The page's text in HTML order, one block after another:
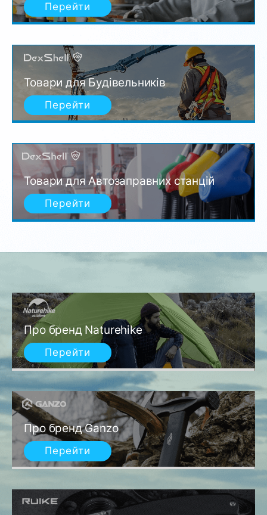
Перейти
Товари для Будівельників
Перейти
Товари для Автозаправних станцій
Перейти
Про бренд Naturehike
Перейти
Про бренд Ganzo
Перейти